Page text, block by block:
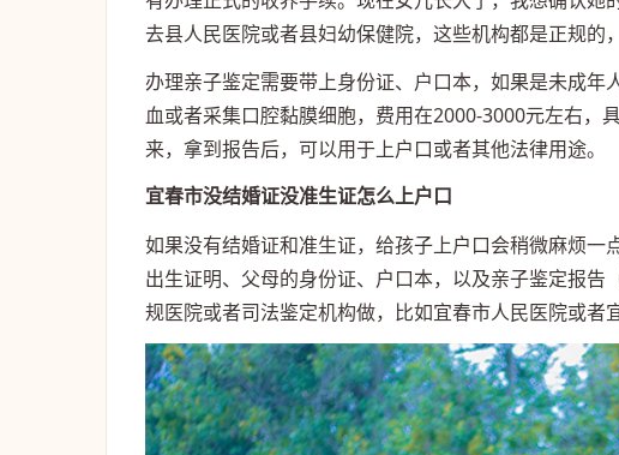
去县人民医院或者县妇幼保健院，这些机构都是正规的
办理亲子鉴定需要带上身份证、户口本，如果是未成
血或者采集口腔黏膜细胞，费用在2000-3000元左右，
来，拿到报告后，可以用于上户口或者其他法律用途。
宜春市没结婚证没准生证怎么上户口
如果没有结婚证和准生证，给孩子上户口会稍微麻烦
出生证明、父母的身份证、户口本，以及亲子鉴定报
规医院或者司法鉴定机构做，比如宜春市人民医院或者